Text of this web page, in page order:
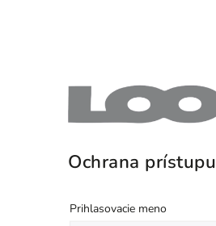
Ochrana prístupu
Prihlasovacie meno